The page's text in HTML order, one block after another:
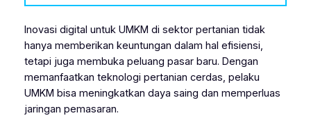
Inovasi digital untuk UMKM di sektor pertanian tidak
hanya memberikan keuntungan dalam hal efisiensi,
tetapi juga membuka peluang pasar baru. Dengan
memanfaatkan teknologi pertanian cerdas, pelaku
UMKM bisa meningkatkan daya saing dan memperluas
jaringan pemasaran.